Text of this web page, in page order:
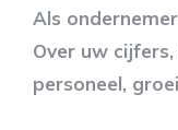
Als
Over uw
personeel,